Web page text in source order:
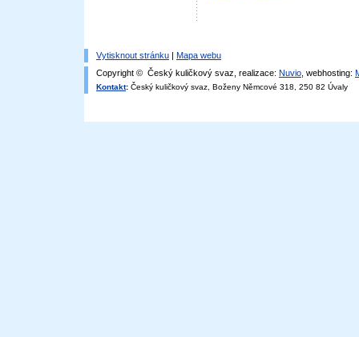
Vytisknout stránku | Mapa webu
Copyright © Český kuličkový svaz, realizace: Nuvio , webhosting:
Kontakt: Český kuličkový svaz, Boženy Němcové 318, 250 82 Úvaly